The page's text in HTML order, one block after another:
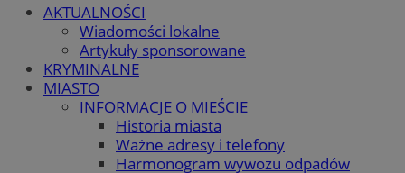
AKTUALNOŚCI
Wiadomości lokalne
Artykuły sponsorowane
KRYMINALNE
MIASTO
INFORMACJE O MIEŚCIE
Historia miasta
Ważne adresy i telefony
Harmonogram wywozu odpadów